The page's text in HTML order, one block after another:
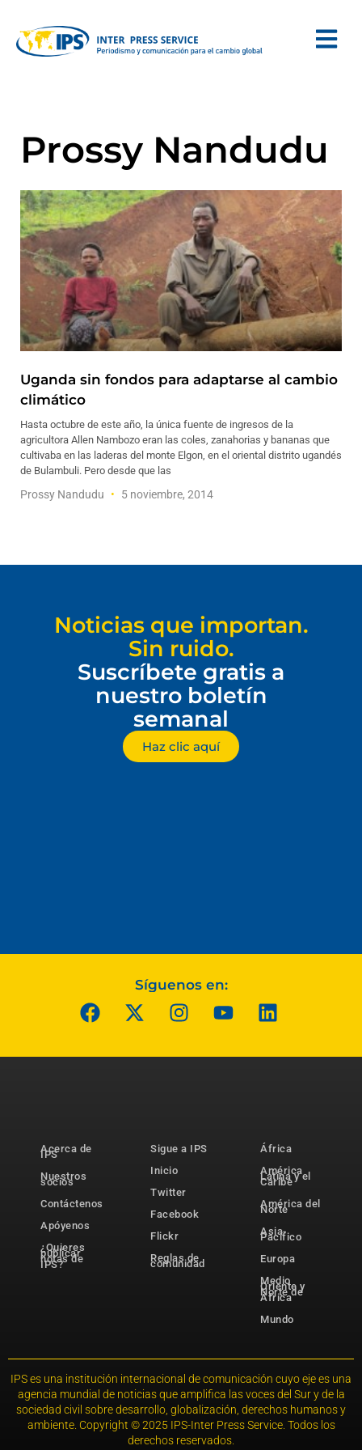
Prossy Nandudu
Uganda sin fondos para adaptarse al cambio
climático
Hasta octubre de este año, la única fuente de ingresos de la
agricultora Allen Nambozo eran las coles, zanahorias y bananas que
cultivaba en las laderas del monte Elgon, en el oriental distrito ugandés
de Bulambuli. Pero desde que las
Prossy Nandudu 5 noviembre, 2014
Noticias que importan.
Sin ruido.
Suscríbete gratis a
nuestro boletín
semanal
Haz clic aquí
Síguenos en:
Acerca de
IPS
Nuestros
socios
Contáctenos
Apóyenos
¿Quieres
publicar
notas de
IPS?
Sigue a IPS
Inicio
Twitter
Facebook
Flickr
Reglas de
comunidad
África
América
Latina y el
Caribe
América del
Norte
Asia-
Pacífico
Europa
Medio
Oriente y
Norte de
África
Mundo
IPS es una institución internacional de comunicación cuyo eje es una
agencia mundial de noticias que amplifica las voces del Sur y de la
sociedad civil sobre desarrollo, globalización, derechos humanos y
ambiente. Copyright © 2025 IPS-Inter Press Service. Todos los
derechos reservados.